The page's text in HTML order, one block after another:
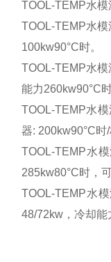
TOOL-TEMP水
TOOL-TEMP水
100kw90°C时。
TOOL-TEMP水
能力260kw90°C
TOOL-TEMP水
器: 200kw90°C
TOOL-TEMP水
285kw80°C时，
TOOL-TEMP水
48/72kw，冷却能